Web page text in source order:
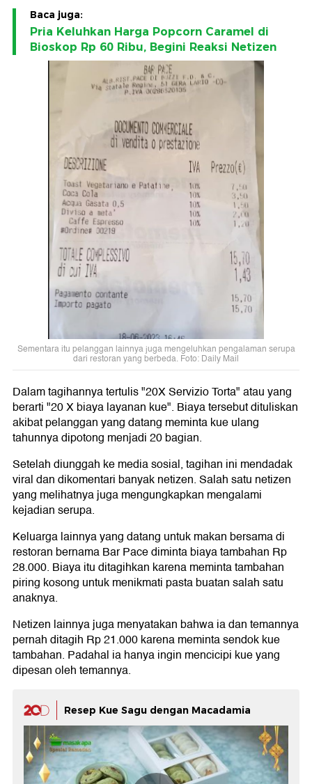
Baca juga:
Pria Keluhkan Harga Popcorn Caramel di
Bioskop Rp 60 Ribu, Begini Reaksi Netizen
Sementara itu pelanggan lainnya juga mengeluhkan pengalaman serupa
dari restoran yang berbeda. Foto: Daily Mail
Dalam tagihannya tertulis "20X Servizio Torta" atau yang
berarti "20 X biaya layanan kue". Biaya tersebut dituliskan
akibat pelanggan yang datang meminta kue ulang
tahunnya dipotong menjadi 20 bagian.
Setelah diunggah ke media sosial, tagihan ini mendadak
viral dan dikomentari banyak netizen. Salah satu netizen
yang melihatnya juga mengungkapkan mengalami
kejadian serupa.
Keluarga lainnya yang datang untuk makan bersama di
restoran bernama Bar Pace diminta biaya tambahan Rp
28.000. Biaya itu ditagihkan karena meminta tambahan
piring kosong untuk menikmati pasta buatan salah satu
anaknya.
Netizen lainnya juga menyatakan bahwa ia dan temannya
pernah ditagih Rp 21.000 karena meminta sendok kue
tambahan. Padahal ia hanya ingin mencicipi kue yang
dipesan oleh temannya.
Resep Kue Sagu dengan Macadamia